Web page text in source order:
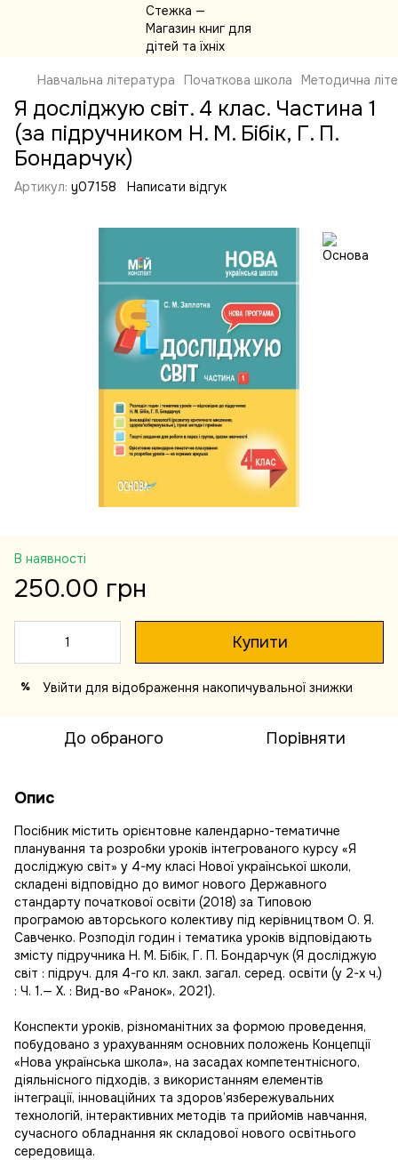
Навчальна література Початкова школа Методична
Я досліджую світ. 4 клас. Частина 1
(за підручником Н. М. Бібік, Г. П.
Бондарчук)
Артикул: y07158 Написати відгук
В наявності
250.00 грн
Купити
% Увійти для відображення накопичувальної знижки
До обраного Порівняти
Опис
Посібник містить орієнтовне календарно-тематичне
планування та розробки уроків інтегрованого курсу «Я
досліджую світ» у 4-му класі Нової української школи,
складені відповідно до вимог нового Державного
стандарту початкової освіти (2018) за Типовою
програмою авторського колективу під керівництвом О. Я.
Савченко. Розподіл годин і тематика уроків відповідають
змісту підручника Н. М. Бібік, Г. П. Бондарчук (Я досліджую
світ : підруч. для 4-го кл. закл. загал. серед. освіти (у 2-х ч.)
: Ч. 1.— Х. : Вид-во «Ранок», 2021).
Конспекти уроків, різноманітних за формою проведення,
побудовано з урахуванням основних положень Концепції
«Нова українська школа», на засадах компетентнісного,
діяльнісного підходів, з використанням елементів
інтеграції, інноваційних та здоров’язбережувальних
технологій, інтерактивних методів та прийомів навчання,
сучасного обладнання як складової нового освітнього
середовища.